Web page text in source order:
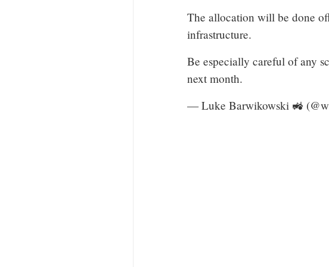
The allocation will be done
infrastructure.
Be especially careful of any
next month.
— Luke Barwikowski 🚜